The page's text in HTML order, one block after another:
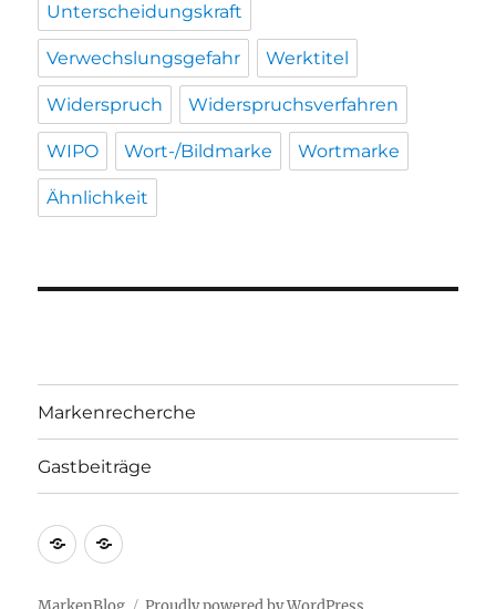
Unterscheidungskraft
Verwechslungsgefahr Werktitel
Widerspruch Widerspruchsverfahren
WIPO Wort-/Bildmarke Wortmarke
Ähnlichkeit
Markenrecherche
Gastbeiträge
Markenrecherche
Gastbeiträge